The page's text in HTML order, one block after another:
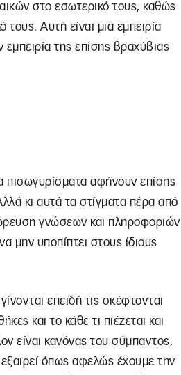
στο εσωτερικό τους, καθώς
Αυτή είναι μια εμπειρία
εμπειρία της επίσης βραχύβιας
πισωγυρίσματα αφήνουν επίσης
κι αυτά τα στίγματα πέρα από
γνώσεων και πληροφοριών
μην υποπίπτει στους ίδιους
επειδή τις σκέφτονται
και το κάθε τι πιέζεται και
είναι κανόνας του σύμπαντος,
όπως αφελώς έχουμε την